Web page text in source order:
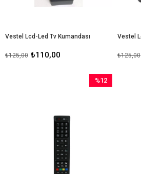
Vestel Lcd-Led Tv Kumandası
₺110,00
₺125,00 ₺125,00
%12